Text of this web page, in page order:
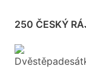
250 ČESKÝ